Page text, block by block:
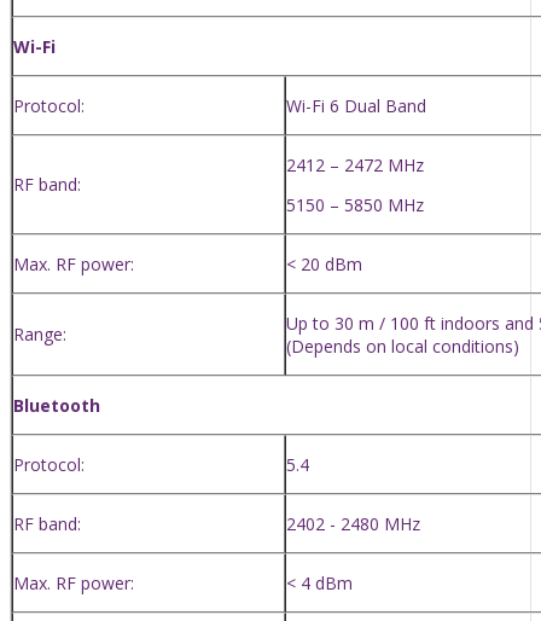
Wi-Fi
Protocol: Wi-Fi 6 Dual Band
RF band:
2412 – 2472 MHz
5150 – 5850 MHz
Max. RF power: < 20 dBm
Range:
Up to 30 m / 100 ft indoors
(Depends on local conditions)
Bluetooth
Protocol: 5.4
RF band: 2402 - 2480 MHz
Max. RF power: < 4 dBm